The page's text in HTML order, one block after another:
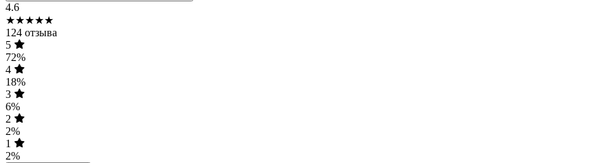
4.6
★★★★★
124 отзыва
5
72%
4
18%
3
6%
2
2%
1
2%